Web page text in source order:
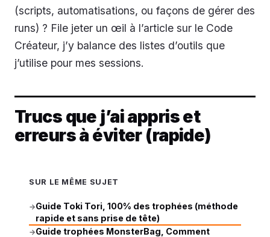
(scripts, automatisations, ou façons de gérer des
runs) ? File jeter un œil à l’article sur le Code
Créateur, j’y balance des listes d’outils que
j’utilise pour mes sessions.
Trucs que j’ai appris et
erreurs à éviter (rapide)
SUR LE MÊME SUJET
→Guide Toki Tori, 100% des trophées (méthode
rapide et sans prise de tête)
→Guide trophées MonsterBag, Comment